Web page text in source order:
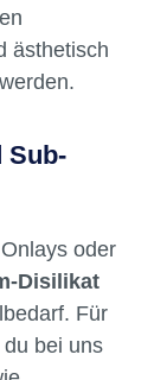
ästhetisch
Sub-
oder
Disilikat
Für
bei uns